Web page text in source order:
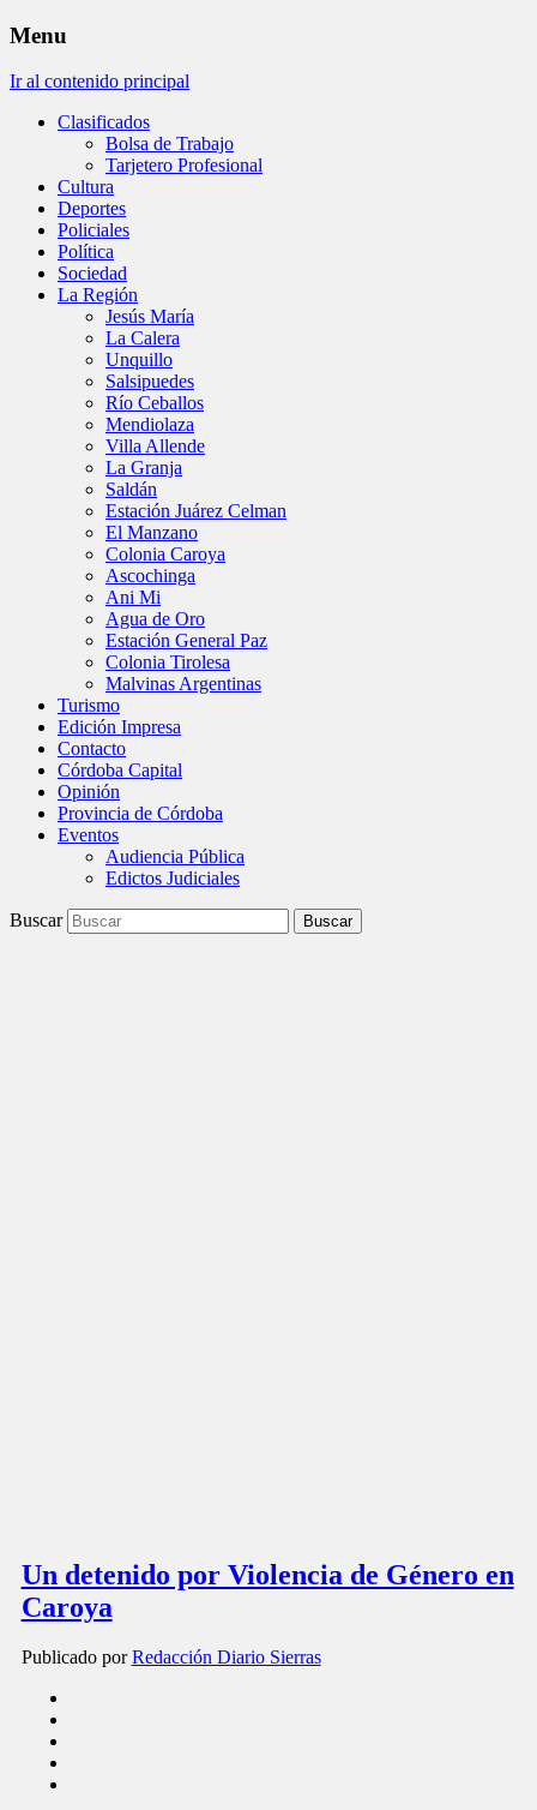
Menu
Ir al contenido principal
Clasificados
Bolsa de Trabajo
Tarjetero Profesional
Cultura
Deportes
Policiales
Política
Sociedad
La Región
Jesús María
La Calera
Unquillo
Salsipuedes
Río Ceballos
Mendiolaza
Villa Allende
La Granja
Saldán
Estación Juárez Celman
El Manzano
Colonia Caroya
Ascochinga
Ani Mi
Agua de Oro
Estación General Paz
Colonia Tirolesa
Malvinas Argentinas
Turismo
Edición Impresa
Contacto
Córdoba Capital
Opinión
Provincia de Córdoba
Eventos
Audiencia Pública
Edictos Judiciales
Buscar
Un detenido por Violencia de Género en
Caroya
Publicado porRedacción Diario Sierras